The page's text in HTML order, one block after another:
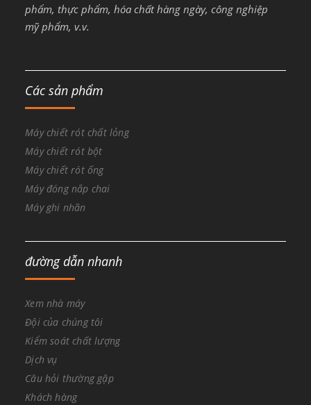
phẩm, thực phẩm, hóa chất hàng ngày, công nghiệp
mỹ phẩm, v.v.
Các sản phẩm
Máy chiết rót chất lỏng
Máy chiết rót bột
Máy chiết rót ống
Máy đóng nắp chai
Máy ghi nhãn
đường dẫn nhanh
Xem nhà máy
Đội của chúng tôi
Kiểm soát chất lượng
Dịch vụ
Câu hỏi thường gặp
Khách hàng